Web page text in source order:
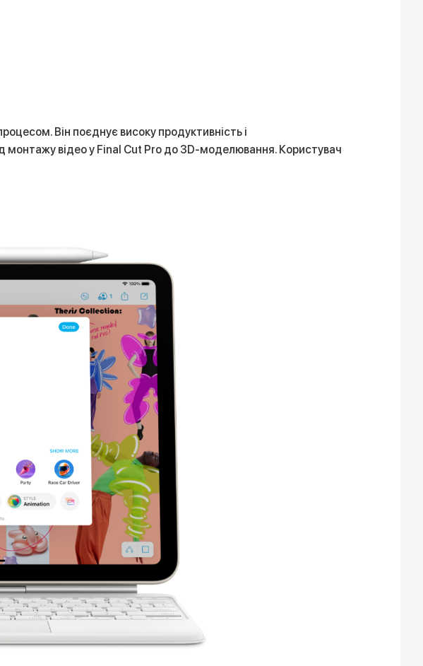
Він поєднує високу продуктивність і
відео у Final Cut Pro до 3D-моделювання. Користувач